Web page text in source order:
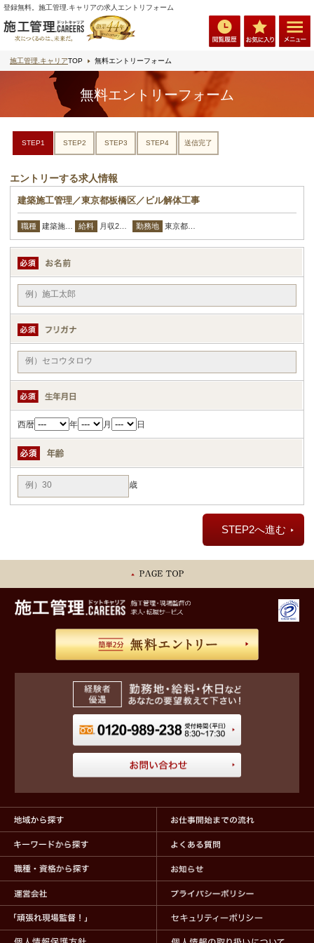
登録無料。施工管理.キャリアの求人エントリフォーム
施工管理.キャリアTOP 無料エントリーフォーム
無料エントリーフォーム
STEP1 STEP2 STEP3 STEP4 送信完了
エントリーする求人情報
建築施工管理／東京都板橋区／ビル解体工事
職種 給料 勤務地
西暦 年 月 日
歳
STEP2へ進む